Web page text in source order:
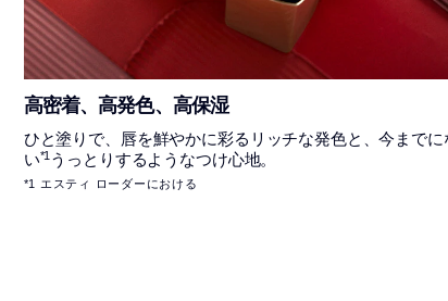
高密着、高発色、高保湿
ひと塗りで、唇を鮮やかに彩るリッチな発色と、今までに
い*1 うっとりするようなつけ心地。
*1 エスティ ローダーにおける